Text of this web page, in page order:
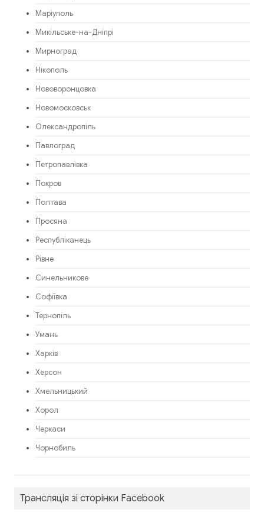
Маріуполь
Микільське-на-Дніпрі
Мирноград
Нікополь
Нововоронцовка
Новомосковськ
Олександропіль
Павлоград
Петропавлівка
Покров
Полтава
Просяна
Республіканець
Рівне
Синельникове
Софіївка
Тернопіль
Умань
Харків
Херсон
Хмельницький
Хорол
Черкаси
Чорнобиль
Трансляція зі сторінки Facebook